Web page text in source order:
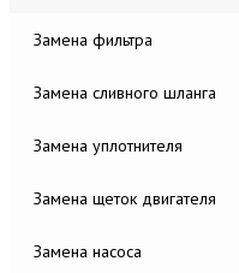
Замена фильтра
Замена сливного шланга
Замена уплотнителя
Замена щеток двигателя
Замена насоса